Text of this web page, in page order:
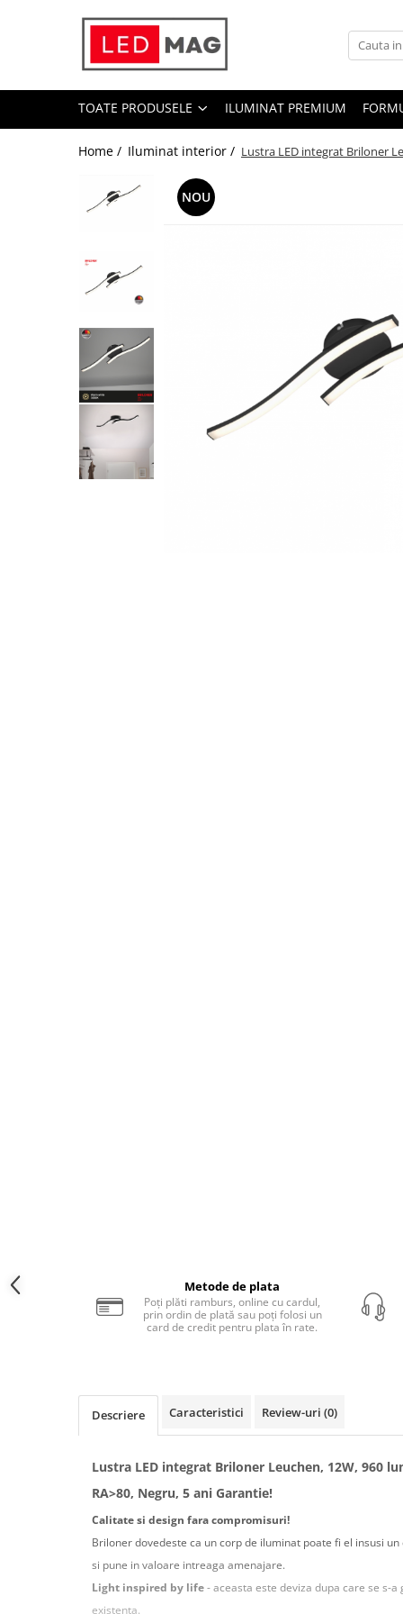
Toate Produsele
Lustre LED
Aplice perete
Accesorii iluminat
Lampadare și Veioze LED
Lustre suspendate
Pendul industrial
Sina Magnetica Slim
Iluminat exterior
Lampi gradina
TOATE PRODUSELE ILUMINAT PREMIUM
Home / Iluminat interior / Lustra LED integrat Briloner
NOU
Metode de plata
Poți plăti ramburs, online cu cardul,
prin ordin de plată sau poți folosi un
card de credit pentru plata în rate.
Descriere Caracteristici Review-uri (0)
Lustra LED integrat Briloner Leuchen, 12W, 960
RA>80, Negru, 5 ani Garantie!
Calitate si design fara compromisuri!
Briloner dovedeste ca un corp de iluminat poate fi el insusi
si pune in valoare intreaga amenajare.
Light inspired by life- aceasta este deviza dupa care se s-
existenta.